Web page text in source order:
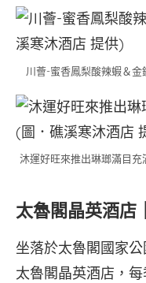
川薈-蜜香鳳梨酸辣蝦＆
沐運好旺來推出琳瑯滿目
太魯閣晶英酒店
坐落於太魯閣國家
太魯閣晶英酒店，